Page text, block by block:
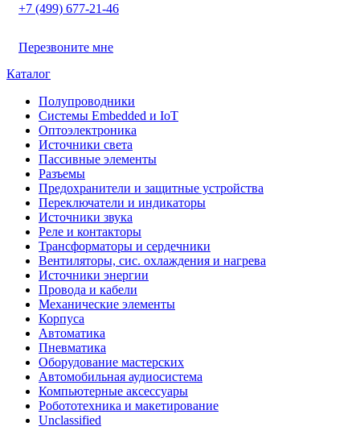
+7 (499) 677-21-46
Перезвоните мне
Каталог
Полупроводники
Системы Embedded и IoT
Oптоэлектроника
Источники света
Пассивные элементы
Разъeмы
Предохранители и защитные устройства
Переключатели и индикаторы
Источники звука
Реле и контакторы
Трансформаторы и сердечники
Вентиляторы, сис. охлаждения и нагрева
Источники энергии
Провода и кабели
Механические элементы
Корпуса
Автоматика
Пневматика
Оборудование мастерских
Автомобильная аудиосистема
Компьютерные аксессуары
Робототехника и макетирование
Unclassified